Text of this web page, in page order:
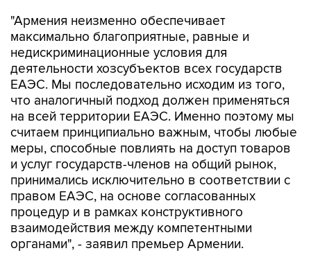
"Армения неизменно обеспечивает
максимально благоприятные, равные и
недискриминационные условия для
деятельности хозсубъектов всех государств
ЕАЭС. Мы последовательно исходим из того,
что аналогичный подход должен применяться
на всей территории ЕАЭС. Именно поэтому мы
считаем принципиально важным, чтобы любые
меры, способные повлиять на доступ товаров
и услуг государств-членов на общий рынок,
принимались исключительно в соответствии с
правом ЕАЭС, на основе согласованных
процедур и в рамках конструктивного
взаимодействия между компетентными
органами", - заявил премьер Армении.